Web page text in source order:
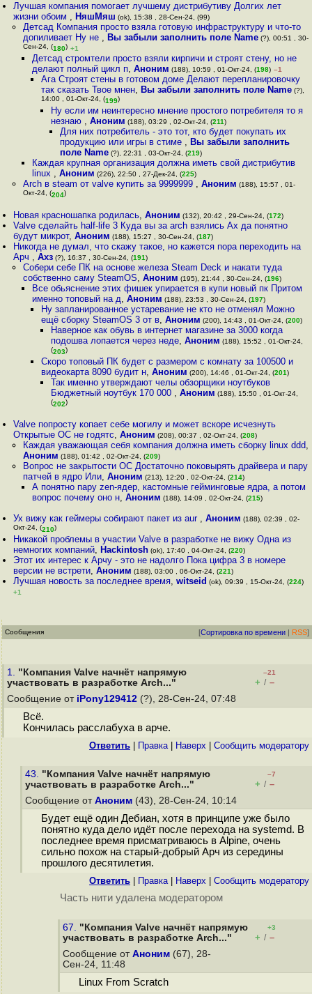
Лучшая компания помогает лучшему дистрибутиву Долгих лет
жизни обоим , НяшМяш (ok), 15:38 , 28-Сен-24, (99)
Детсад Компания просто взяла готовую инфраструктуру и что-то
допиливает Ну не , Вы забыли заполнить поле Name(?), 00:51 , 30-
Сен-24, (180) +1
Детсад стромтели просто взяли кирпичи и строят стену, но не
делают полный цикл п, Аноним (188), 10:59 , 01-Окт-24, (198) –1
Ага Строят стены в готовом доме Делают перепланировочку
так сказать Твое мнен, Вы забыли заполнить поле Name (?),
14:00 , 01-Окт-24, (199)
Ну если им неинтересно мнение простого потребителя то я
незнаю , Аноним (188), 03:29 , 02-Окт-24, (211)
Для них потребитель - это тот, кто будет покупать их
продукцию или игры в стиме , Вы забыли заполнить
поле Name(?), 22:31 , 03-Окт-24, (219)
Каждая крупная организация должна иметь свой дистрибутив
linux , Аноним (226), 22:50 , 27-Дек-24, (225)
Arch в steam от valve купить за 9999999 , Аноним (188), 15:57 , 01-
Окт-24, (204)
Новая красношапка родилась,Аноним (132), 20:42 , 29-Сен-24, (172)
Valve сделайть half-life 3 Куда вы за arch взялись Ах да понятно
будут микрот,Аноним (188), 15:27 , 30-Сен-24, (187)
Никогда не думал, что скажу такое, но кажется пора переходить на
Арч ,Ахз (?), 16:37 , 30-Сен-24, (191)
Собери себе ПК на основе железа Steam Deck и накати туда
собственно саму SteamOS, Аноним (195), 21:44 , 30-Сен-24, (196)
Все обьяснение этих фишек упирается в купи новый пк Притом
именно топовый на д, Аноним (188), 23:53 , 30-Сен-24, (197)
Ну запланированное устаревание не кто не отменял Можно
ещё сборку SteamOS 3 от в,Аноним (200), 14:43 , 01-Окт-24, (200)
Наверное как обувь в интернет магазине за 3000 когда
подошва лопается через неде, Аноним (188), 15:52 , 01-Окт-24,
(203)
Скоро топовый ПК будет с размером с комнату за 100500 и
видеокарта 8090 будит н,Аноним (200), 14:46 , 01-Окт-24, (201)
Так именно утверждают челы обзорщики ноутбуков
Бюджетный ноутбук 170 000 , Аноним (188), 15:50 , 01-Окт-24,
(202)
Valve попросту копает себе могилу и может вскоре исчезнуть
Открытые ОС не годятс,Аноним (208), 00:37 , 02-Окт-24, (208)
Каждая уважающая себя компания должна иметь сборку linux ddd,
Аноним (188), 01:42 , 02-Окт-24, (209)
Вопрос не закрытости ОС Достаточно поковырять драйвера и пару
патчей в ядро Или, Аноним (213), 12:20 , 02-Окт-24, (214)
А понятно пару zen-ядер, кастомные гейминговые ядра, а потом
вопрос почему оно н, Аноним (188), 14:09 , 02-Окт-24, (215)
Ух вижу как геймеры собирают пакет из aur ,Аноним (188), 02:39 , 02-
Окт-24, (210)
Никакой проблемы в участии Valve в разработке не вижу Одна из
немногих компаний, Hackintosh (ok), 17:40 , 04-Окт-24, (220)
Этот их интерес к Арчу - это не надолго Пока цифра 3 в номере
версии не встрети,Аноним (188), 03:00 , 06-Окт-24, (221)
Лучшая новость за последнее время,witseid (ok), 09:39 , 15-Окт-24, (224)
+1
Сообщения [Сортировка по времени | RSS]
1. "Компания Valve начнёт напрямую
участвовать в разработке Arch..."
–21
+ / –
Сообщение от iPony129412 (?), 28-Сен-24, 07:48
Всё.
Кончилась расслабуха в арче.
Ответить Правка| Наверх Cообщить модератору
43. "Компания Valve начнёт напрямую
участвовать в разработке Arch..."
–7
+ / –
Сообщение от Аноним (43), 28-Сен-24, 10:14
Будет ещё один Дебиан, хотя в принципе уже было
понятно куда дело идёт после перехода на systemd. В
последнее время присматриваюсь в Alpine, очень
сильно похож на старый-добрый Арч из середины
прошлого десятилетия.
Ответить Правка| Наверх Cообщить модератору
Часть нити удалена модератором
67. "Компания Valve начнёт напрямую
участвовать в разработке Arch..."
+3
+ / –
Сообщение от Аноним (67), 28-
Сен-24, 11:48
Linux From Scratch